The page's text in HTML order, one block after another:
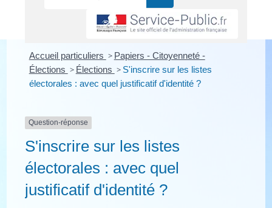
Accueil particuliers > Papiers - Citoyenneté -
Élections > Élections > S'inscrire sur les listes
électorales : avec quel justificatif d'identité ?
Question-réponse
S'inscrire sur les listes
électorales : avec quel
justificatif d'identité ?